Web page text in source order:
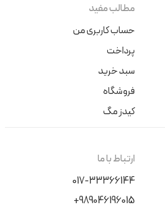
مطالب مفید
حساب کاربری من
پرداخت
سبد خرید
فروشگاه
کیدز مگ
ارتباط با ما
017-33366144
+989046196015